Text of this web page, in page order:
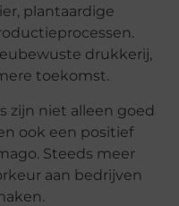
plantaardige
drukkerij,
toekomst.
zijn niet alleen goed
ook een positief
Steeds meer
aan bedrijven